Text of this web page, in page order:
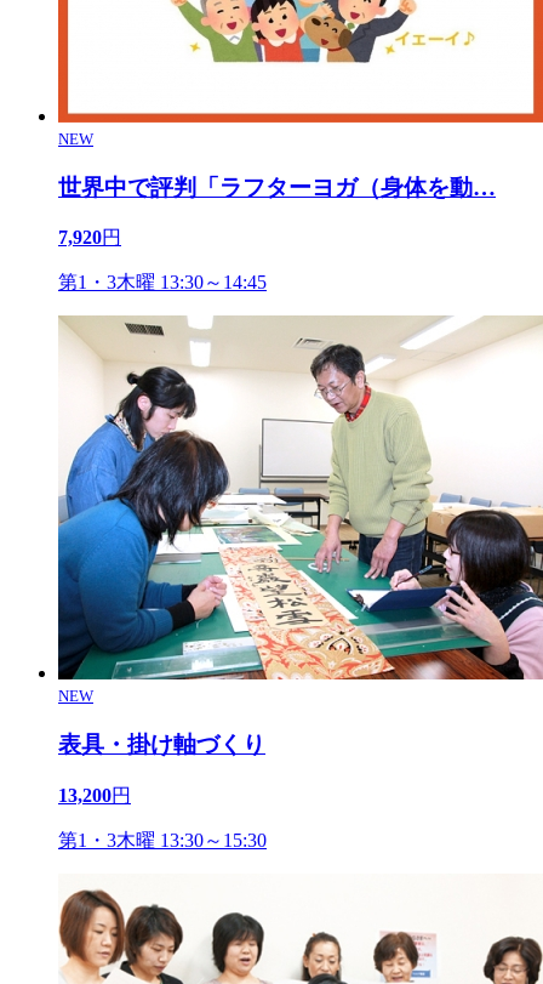
NEW
世界中で評判「ラフターヨガ（身体を動…
7,920円
第1・3木曜 13:30～14:45
NEW
表具・掛け軸づくり
13,200円
第1・3木曜 13:30～15:30